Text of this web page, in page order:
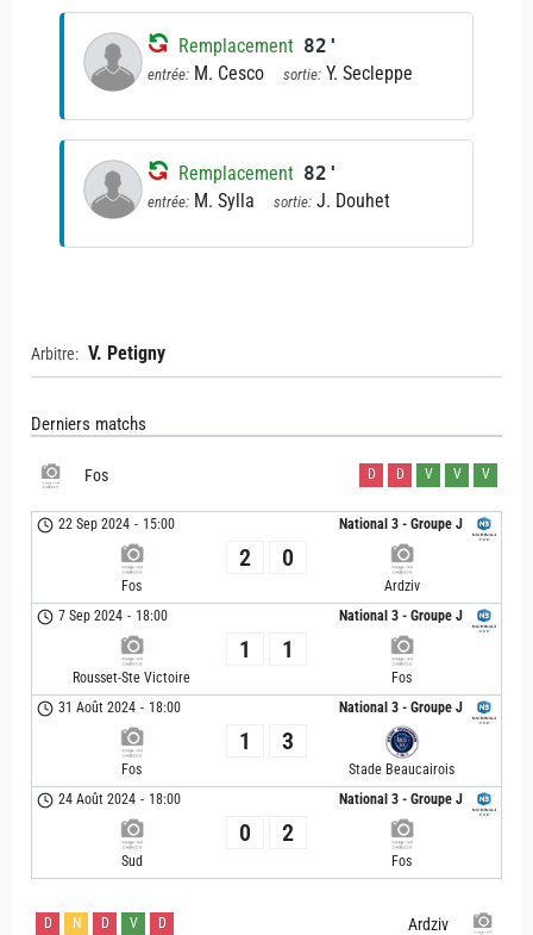
Remplacement 82'
entrée: M. Cesco sortie: Y. Secleppe
Remplacement 82'
entrée: M. Sylla sortie: J. Douhet
Arbitre: V. Petigny
Derniers matchs
Fos D D V V V
National 3 - Groupe J
22 Sep 2024 - 15:00
Fos
2 0
Ardziv
National 3 - Groupe J
7 Sep 2024 - 18:00
Rousset-Ste Victoire
1 1
Fos
National 3 - Groupe J
31 Août 2024 - 18:00
Fos
1 3
Stade Beaucairois
National 3 - Groupe J
24 Août 2024 - 18:00
Sud
0 2
Fos
Ardziv
D N D V D